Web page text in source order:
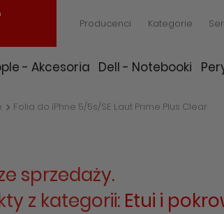
Producenci Kategorie
- Akcesoria Dell - Notebooki
Folia do iPhne 5/5s/SE Laut Prime Plus Clear
sprzedaży.
z kategorii: Etui i